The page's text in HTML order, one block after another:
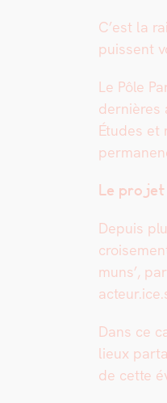
C’est la
puis­sent
Le Pôle
dernières
Études et
Le pro­jet
Depuis
muns’,
Dans ce
lieux
de cette